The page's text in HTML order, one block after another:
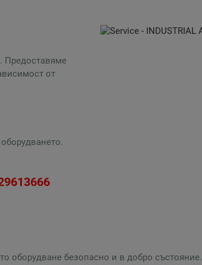
Предоставяме
от
оборудване безопасно и в добро състояние.